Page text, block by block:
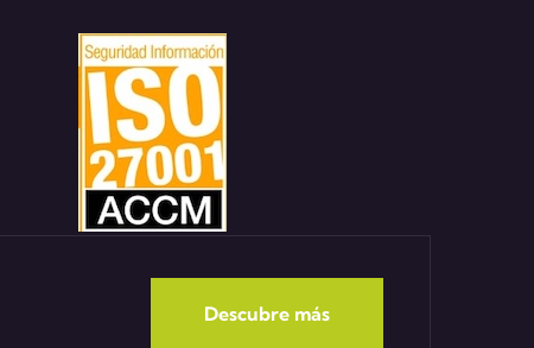
Descubre más